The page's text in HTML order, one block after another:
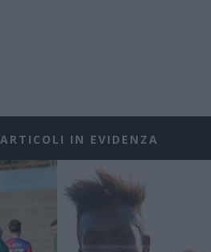
IN EVIDENZA